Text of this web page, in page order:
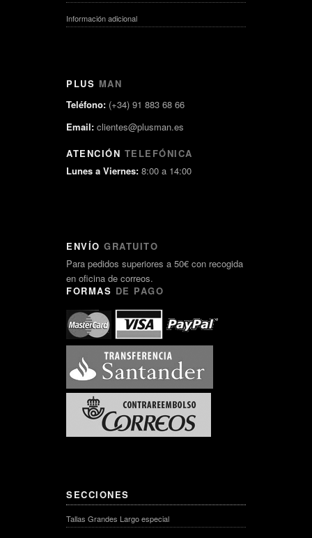
Información adicional
PLUS MAN
Teléfono: (+34) 91 883 68 66
Email: clientes@plusman.es
ATENCIÓN TELEFÓNICA
Lunes a Viernes: 8:00 a 14:00
ENVÍO GRATUITO
Para pedidos superiores a 50€ con recogida
en oficina de correos.
FORMAS DE PAGO
SECCIONES
Tallas Grandes Largo especial